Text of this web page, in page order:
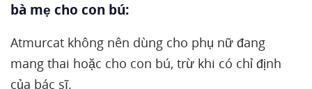
bà mẹ cho con bú:
Atmurcat không nên dùng cho phụ nữ đang
mang thai hoặc cho con bú, trừ khi có chỉ định
của bác sĩ.